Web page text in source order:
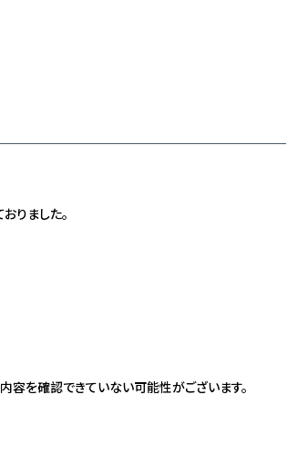
りました。
を確認できていない可能性がございます。